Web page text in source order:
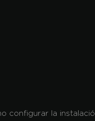
configurar la